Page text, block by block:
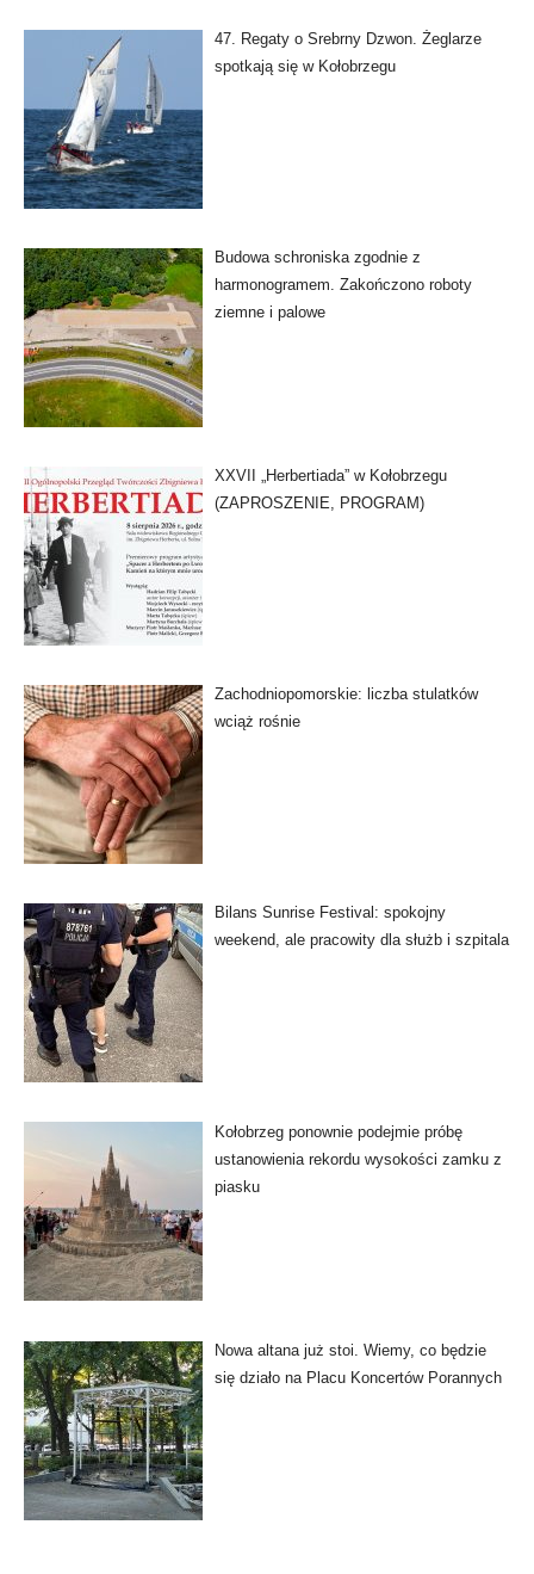
47. Regaty o Srebrny Dzwon. Żeglarze
spotkają się w Kołobrzegu
Budowa schroniska zgodnie z
harmonogramem. Zakończono roboty
ziemne i palowe
XXVII „Herbertiada” w Kołobrzegu
(ZAPROSZENIE, PROGRAM)
Zachodniopomorskie: liczba stulatków
wciąż rośnie
Bilans Sunrise Festival: spokojny
weekend, ale pracowity dla służb i szpitala
Kołobrzeg ponownie podejmie próbę
ustanowienia rekordu wysokości zamku z
piasku
Nowa altana już stoi. Wiemy, co będzie
się działo na Placu Koncertów Porannych